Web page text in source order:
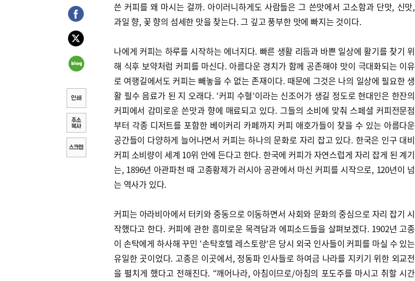
쓴 커피를 왜 마시는 걸까. 아이러니하게도 사람들은 그 쓴맛에서 고소함과 단맛, 신맛,
과일 향, 꽃 향의 섬세한 맛을 찾는다. 그 깊고 풍부한 맛에 빠지는 것이다.
나에게 커피는 하루를 시작하는 에너지다. 빠른 생활 리듬과 바쁜 일상에 활기를 찾기 위
해 식후 보약처럼 커피를 마신다. 아름다운 경치가 함께 공존해야 맛이 극대화되는 이유
로 여행길에서도 커피는 빼놓을 수 없는 존재이다. 때문에 그것은 나의 일상에 필요한 생
활 필수 음료가 된 지 오래다. ‘커피 수혈’이라는 신조어가 생길 정도로 현대인은 한잔의
커피에서 감미로운 쓴맛과 향에 매료되고 있다. 그들의 소비에 맞춰 스페셜 커피전문점
부터 각종 디저트를 포함한 베이커리 카페까지 커피 애호가들이 찾을 수 있는 아름다운
공간들이 다양하게 늘어나면서 커피는 하나의 문화로 자리 잡고 있다. 한국은 인구 대비
커피 소비량이 세계 10위 안에 든다고 한다. 한국에 커피가 자연스럽게 자리 잡게 된 계기
는, 1896년 아관파천 때 고종황제가 러시아 공관에서 마신 커피를 시작으로, 120년이 넘
는 역사가 있다.
커피는 아라비아에서 터키와 중동으로 이동하면서 사회와 문화의 중심으로 자리 잡기 시
작했다고 한다. 커피에 관한 흥미로운 목격담과 에피소드들을 살펴보겠다. 1902년 고종
이 손탁에게 하사해 꾸민 ‘손탁호텔 레스토랑’은 당시 외국 인사들이 커피를 마실 수 있는
유일한 곳이었다. 고종은 이곳에서, 정동파 인사들로 하여금 나라를 지키기 위한 외교전
을 펼치게 했다고 전해진다. “깨어나라, 아침이므로/아침의 포도주를 마시고 취할 시간